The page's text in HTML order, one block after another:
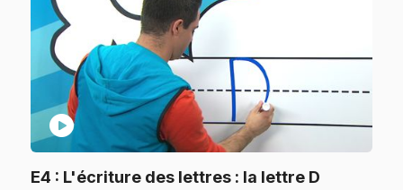
play_circle
E4 : L'écriture des lettres : la lettre D